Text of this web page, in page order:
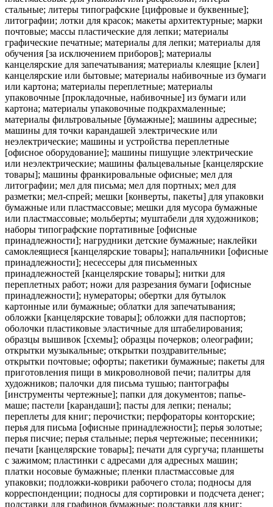
стальные; литеры типографские [цифровые и буквенные];
литографии; лотки для красок; макеты архитектурные; марки
почтовые; массы пластические для лепки; материалы
графические печатные; материалы для лепки; материалы для
обучения [за исключением приборов]; материалы
канцелярские для запечатывания; материалы клеящие [клеи]
канцелярские или бытовые; материалы набивочные из бумаги
или картона; материалы переплетные; материалы
упаковочные [прокладочные, набивочные] из бумаги или
картона; материалы упаковочные подкрахмаленные;
материалы фильтровальные [бумажные]; машины адресные;
машины для точки карандашей электрические или
неэлектрические; машины и устройства переплетные
[офисное оборудование]; машины пишущие электрические
или неэлектрические; машины фальцевальные [канцелярские
товары]; машины франкировальные офисные; мел для
литографии; мел для письма; мел для портных; мел для
разметки; мел-спрей; мешки [конверты, пакеты] для упаковки
бумажные или пластмассовые; мешки для мусора бумажные
или пластмассовые; мольберты; муштабели для художников;
наборы типографские портативные [офисные
принадлежности]; нагрудники детские бумажные; наклейки
самоклеящиеся [канцелярские товары]; напальчники [офисные
принадлежности]; несессеры для письменных
принадлежностей [канцелярские товары]; нитки для
переплетных работ; ножи для разрезания бумаги [офисные
принадлежности]; нумераторы; обертки для бутылок
картонные или бумажные; облатки для запечатывания;
обложки [канцелярские товары]; обложки для паспортов;
оболочки пластиковые эластичные для штабелирования;
образцы вышивок [схемы]; образцы почерков; олеографии;
открытки музыкальные; открытки поздравительные;
открытки почтовые; офорты; пакетики бумажные; пакеты для
приготовления пищи в микроволновой печи; палитры для
художников; палочки для письма тушью; пантографы
[инструменты чертежные]; папки для документов; папье-
маше; пастели [карандаши]; пасты для лепки; пеналы;
переплеты для книг; перочистки; перфораторы конторские;
перья для письма [офисные принадлежности]; перья золотые;
перья писчие; перья стальные; перья чертежные; песенники;
печати [канцелярские товары]; печати для сургуча; планшеты
с зажимом; пластинки с адресами для адресных машин;
платки носовые бумажные; пленки пластмассовые для
упаковки; подложки-коврики рабочего стола; подносы для
корреспонденции; подносы для сортировки и подсчета денег;
подставки для графинов бумажные; подставки для книг;